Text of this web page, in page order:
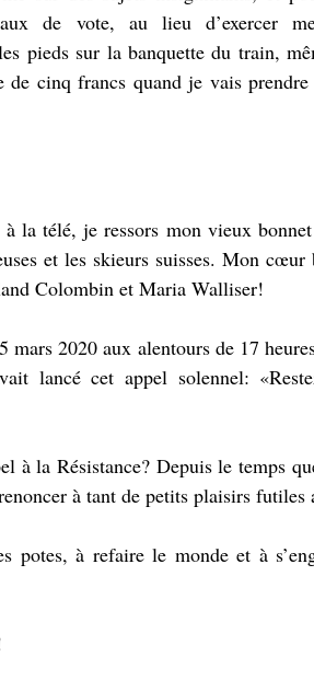
de vote, au lieu d’exercer
pieds sur la banquette du train,
cinq francs quand je vais prendre
la télé, je ressors mon vieux
et les skieurs suisses. Mon
Colombin et Maria Walliser!
mars 2020 aux alentours de 17
lancé cet appel solennel:
à la Résistance? Depuis le temps
à tant de petits plaisirs futiles
potes, à refaire le monde et à